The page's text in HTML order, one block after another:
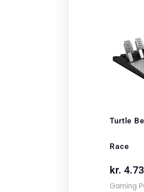
Turtle
Race
kr.
Gaming